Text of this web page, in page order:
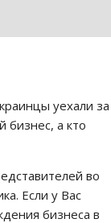
уехали за
бизнес, а кто
во
Если у Вас
бизнеса в